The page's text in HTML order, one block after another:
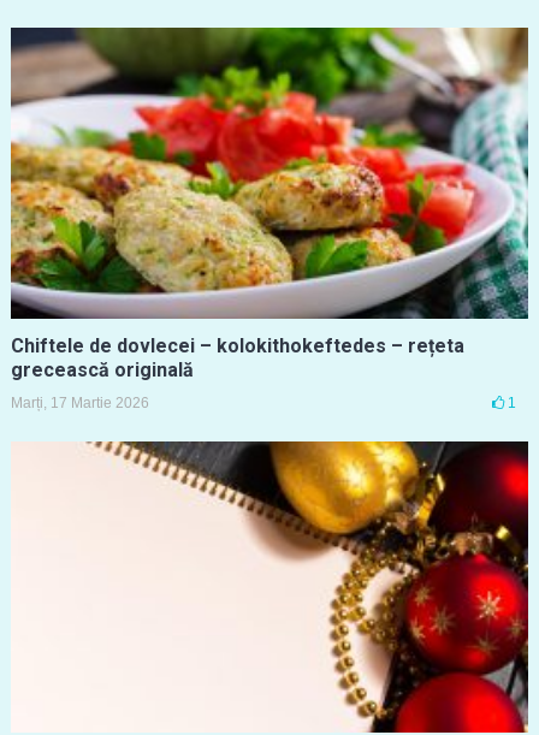
Chiftele de dovlecei – kolokithokeftedes – rețeta
grecească originală
Marți, 17 Martie 2026 1